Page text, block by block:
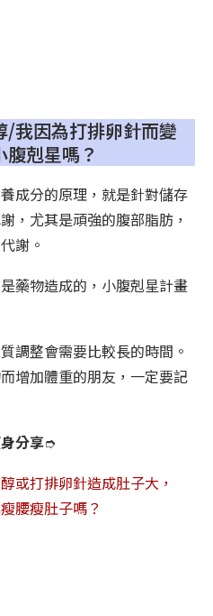
/我因為打排卵針而變
剋星嗎？
成分的原理，就是針對儲存
，尤其是頑強的腹部脂肪，
謝。
藥物造成的，小腹剋星計畫
調整會需要比較長的時間。
增加體重的朋友，一定要記
分享➮
或打排卵針造成肚子大，
腰瘦肚子嗎？